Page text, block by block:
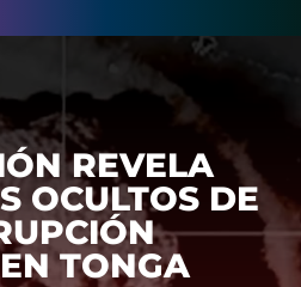
REVELA
OCULTOS DE
TONGA